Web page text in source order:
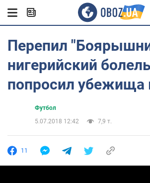
Перепил
нигерийский
попросил убежища
Футбол
5.07.2018 12:42
7,9 т.
11